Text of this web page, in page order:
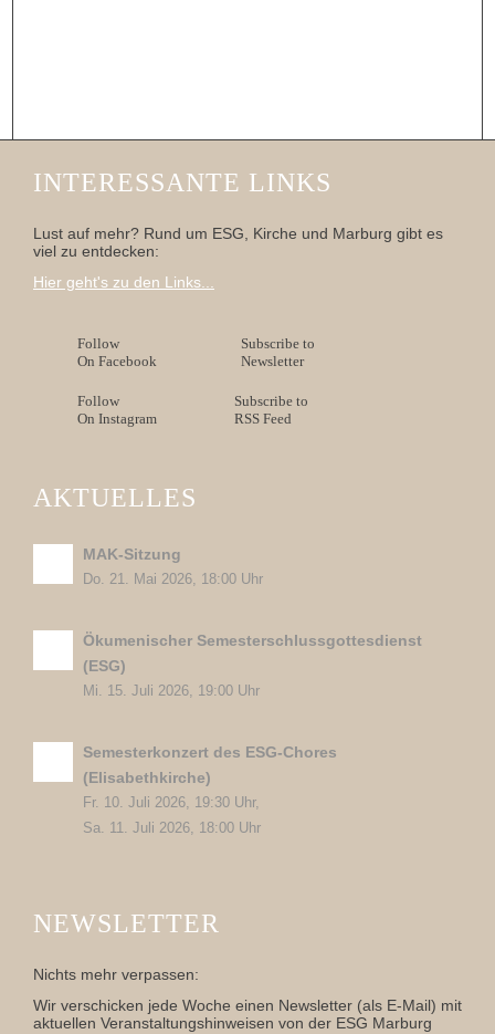
INTERESSANTE LINKS
Lust auf mehr? Rund um ESG, Kirche und Marburg gibt es
viel zu entdecken:
Hier geht's zu den Links...
Follow
On Facebook
Subscribe to
Newsletter
Follow
On Instagram
Subscribe to
RSS Feed
AKTUELLES
MAK-Sitzung
Do. 21. Mai 2026, 18:00 Uhr
Ökumenischer Semesterschlussgottesdienst
(ESG)
Mi. 15. Juli 2026, 19:00 Uhr
Semesterkonzert des ESG-Chores
(Elisabethkirche)
Fr. 10. Juli 2026, 19:30 Uhr,
Sa. 11. Juli 2026, 18:00 Uhr
NEWSLETTER
Nichts mehr verpassen:
Wir verschicken jede Woche einen Newsletter (als E-Mail) mit
aktuellen Veranstaltungshinweisen von der ESG Marburg